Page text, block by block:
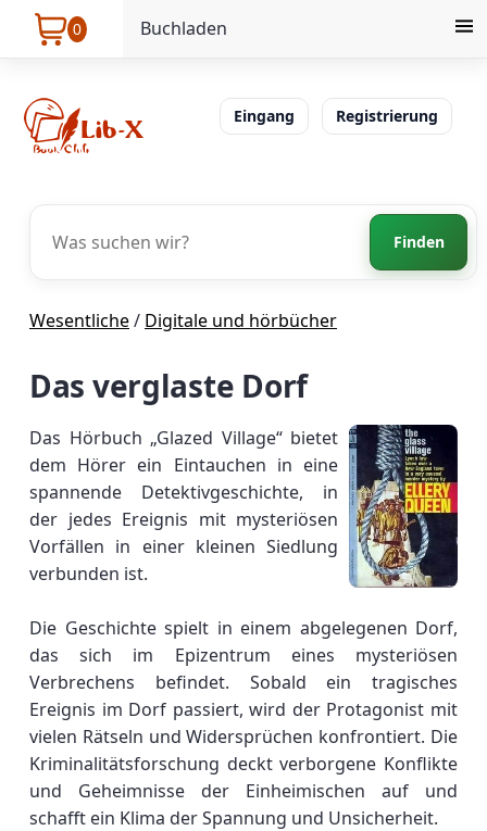
0 Buchladen
Eingang Registrierung
Finden
Wesentliche/ Digitale und hörbücher
Das verglaste Dorf
Das Hörbuch „Glazed Village“ bietet
dem Hörer ein Eintauchen in eine
spannende Detektivgeschichte, in
der jedes Ereignis mit mysteriösen
Vorfällen in einer kleinen Siedlung
verbunden ist.
Die Geschichte spielt in einem abgelegenen Dorf,
das sich im Epizentrum eines mysteriösen
Verbrechens befindet. Sobald ein tragisches
Ereignis im Dorf passiert, wird der Protagonist mit
vielen Rätseln und Widersprüchen konfrontiert. Die
Kriminalitätsforschung deckt verborgene Konflikte
und Geheimnisse der Einheimischen auf und
schafft ein Klima der Spannung und Unsicherheit.